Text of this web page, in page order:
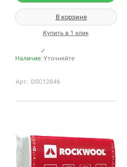
В корзине
Купить в 1 клик
✓
Наличие: Уточняйте
Арт: DSC12846